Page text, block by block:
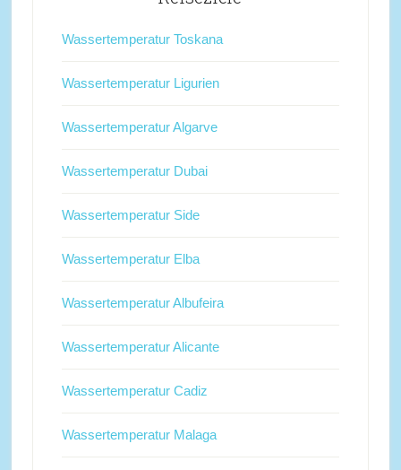
Wassertemperatur Toskana
Wassertemperatur Ligurien
Wassertemperatur Algarve
Wassertemperatur Dubai
Wassertemperatur Side
Wassertemperatur Elba
Wassertemperatur Albufeira
Wassertemperatur Alicante
Wassertemperatur Cadiz
Wassertemperatur Malaga